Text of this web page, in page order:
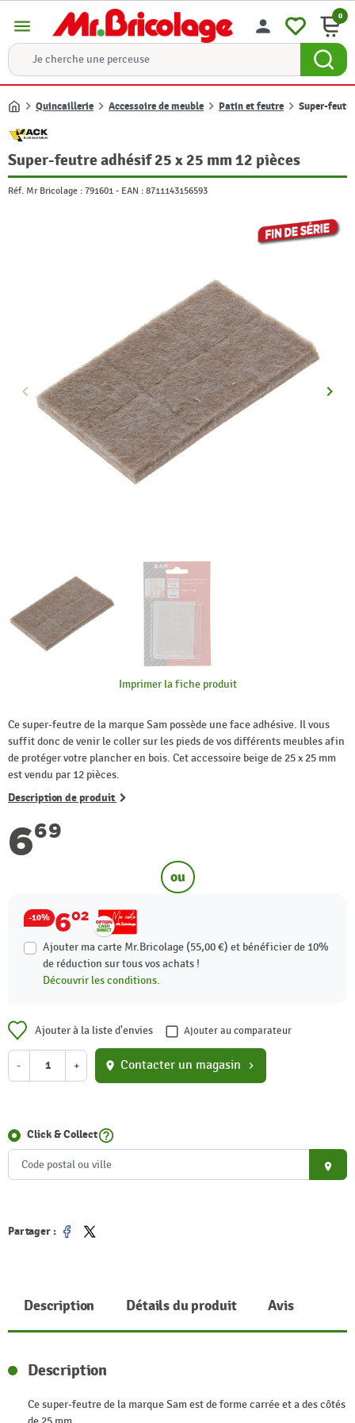
menu person 0
Accueil
Quincaillerie Accessoire de meuble Patin et feutre Super-
Super-feutre adhésif 25 x 25 mm 12 pièces
Réf. Mr Bricolage : 791601 - EAN : 8711143156593
Précédent
keyboard_arrow_left keyboard_arrow_right
Imprimer la fiche produit
Ce super-feutre de la marque Sam possède une face adhésive. Il vous
suffit donc de venir le coller sur les pieds de vos différents meubles afin
de protéger votre plancher en bois. Cet accessoire beige de 25 x 25 mm
est vendu par 12 pièces.
Description de produit
669
ou
-10% 602
Ajouter ma carte Mr.Bricolage (55,00 €) et bénéficier de 10%
de réduction sur tous vos achats !
Découvrir les conditions.
Ajouter à la liste d'envies Ajouter au comparateur
- + location_on Contacter un magasin chevron_right
Click & Collecthelp_outline
place
Partager :
Partager
Tweet
Description Détails du produit Avis
Description
Ce super-feutre de la marque Sam est de forme carrée et a des côtés